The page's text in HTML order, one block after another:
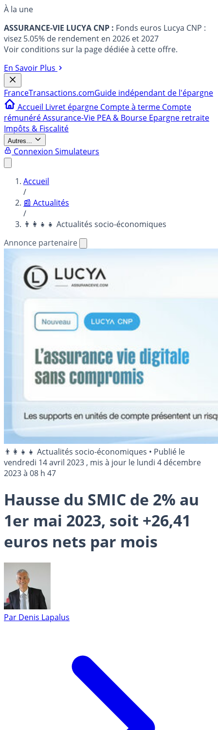
À la une
ASSURANCE-VIE LUCYA CNP : Fonds euros Lucya CNP :
visez 5.05% de rendement en 2026 et 2027
Voir conditions sur la page dédiée à cette offre.
En Savoir Plus
FranceTransactions.comGuide indépendant de l'épargne
Accueil Livret épargne Compte à terme Compte
rémunéréAssurance-Vie PEA & Bourse Epargne retraite
Impôts & Fiscalité
Autres...
Connexion Simulateurs
Accueil
/
📰 Actualités
/
👨‍👩‍👧‍👧 Actualités socio-économiques
Annonce partenaire
👨‍👩‍👧‍👧 Actualités socio-économiques • Publié le
vendredi 14 avril 2023 , mis à jour le lundi 4 décembre
2023 à 08 h 47
Hausse du SMIC de 2% au
1er mai 2023, soit +26,41
euros nets par mois
Par Denis Lapalus